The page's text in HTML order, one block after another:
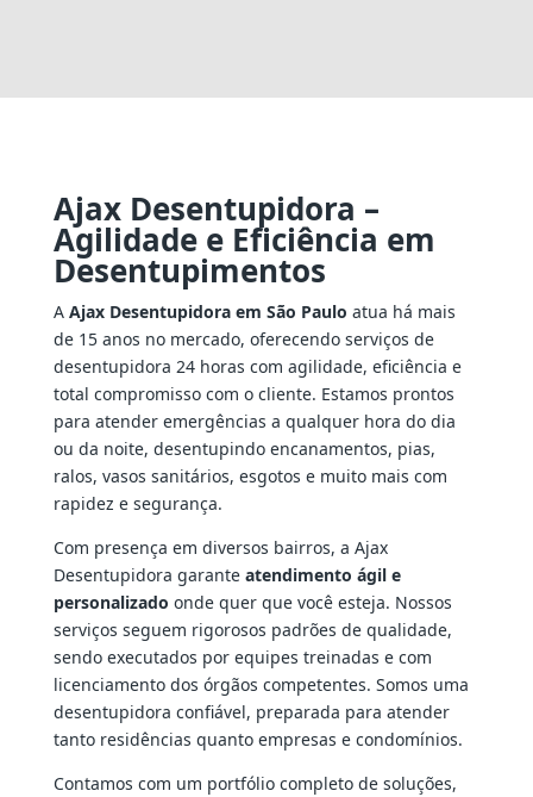
Ajax Desentupidora –
Agilidade e Eficiência em
Desentupimentos
A Ajax Desentupidora em São Paulo atua há mais
de 15 anos no mercado, oferecendo serviços de
desentupidora 24 horas com agilidade, eficiência e
total compromisso com o cliente. Estamos prontos
para atender emergências a qualquer hora do dia
ou da noite, desentupindo encanamentos, pias,
ralos, vasos sanitários, esgotos e muito mais com
rapidez e segurança.
Com presença em diversos bairros, a Ajax
Desentupidora garante atendimento ágil e
personalizado onde quer que você esteja. Nossos
serviços seguem rigorosos padrões de qualidade,
sendo executados por equipes treinadas e com
licenciamento dos órgãos competentes. Somos uma
desentupidora confiável, preparada para atender
tanto residências quanto empresas e condomínios.
Contamos com um portfólio completo de soluções,